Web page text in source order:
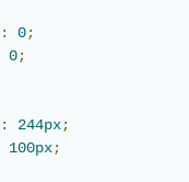
: 0;
0;
: 244px;
100px;